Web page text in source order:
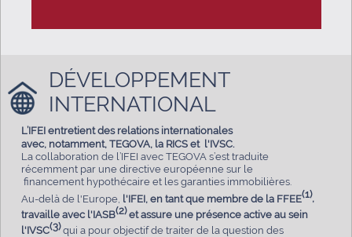
DÉVELOPPEMENT
INTERNATIONAL
L’IFEI entretient des relations internationales
avec, notamment, TEGOVA, la RICS et l'IVSC.
La collaboration de l’IFEI avec TEGOVA s’est traduite
récemment par une directive européenne sur le
financement hypothécaire et les garanties immobilières.
Au-delà de l'Europe, l'IFEI, en tant que membre de la FFEE(1),
travaille avec l'IASB(2)et assure une présence active au sein
l'IVSC(3) qui a pour objectif de traiter de la question des